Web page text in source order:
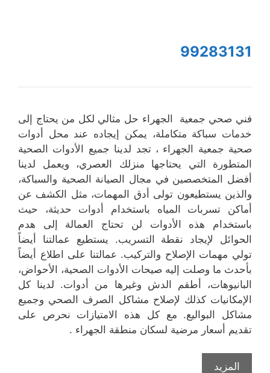
99283131
فني صحي جمعية الجهراء حل مثالي لكل من يحتاج إلى
خدمات سباكة متكاملة، يمكن إيجاده عند محل أدوات
صحية جمعية الجهراء ، تجد لدينا جميع الأدوات الصحية
المتطورة التي يحتاجها منزلك العصري، ويعمل لدينا
أفضل المتخصصين في مجال الصيانة الصحية والسباكة،
والذين يستطيعون تولى أدق المهمات، مثل الكشف عن
أماكن تسربات المياه باستخدام أدوات حديثة، حيث
باستخدام هذه الأدوات لن تحتاج العمالة إلى هدم
الحوائل لإيجاد نقطة التسريب. يستطيع عمالتنا أيضاً
تولي مهمات الإصلاح والتركيب. عمالتنا على اطلاع أيضاً
بأحدث ما وصلت إليه صيحات الأدوات الصحية، الأحواض،
البانيوهات، أطقم الدش وغيرها من أدوات. لدينا كل
الإمكانيات كذلك لإصلاح مشاكل الصرف الصحي وجميع
مشاكل البواليع. مع كل هذه الامتيازات نحرص على
تقديم أسعار مرضية لسكان منطقة الجهراء .
المزيد